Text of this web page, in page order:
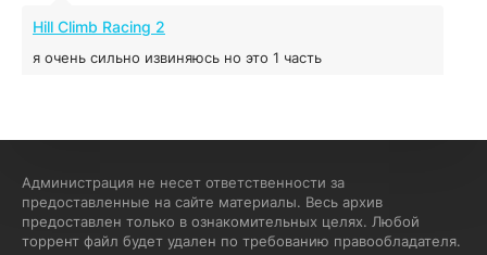
Hill Climb Racing 2
я очень сильно извиняюсь но это 1 часть
если эта для пс а не для пк какого лешего вы пишите
на пк !!!!! Сука ебланойды космические вы напишите
блять на пк с установлением Эмулятора сука калеки на
Администрация не несет ответственности за
предоставленные на сайте материалы. Весь архив
предоставлен только в ознакомительных целях. Любой
торрент файл будет удален по требованию правообладателя.